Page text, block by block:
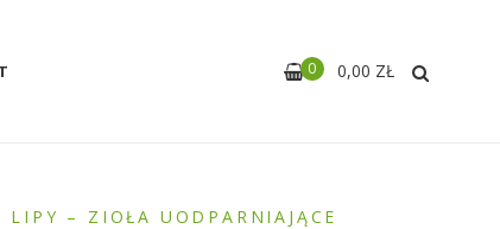
0 0,00 ZŁ
LIPY – ZIOŁA UODPARNIAJĄCE